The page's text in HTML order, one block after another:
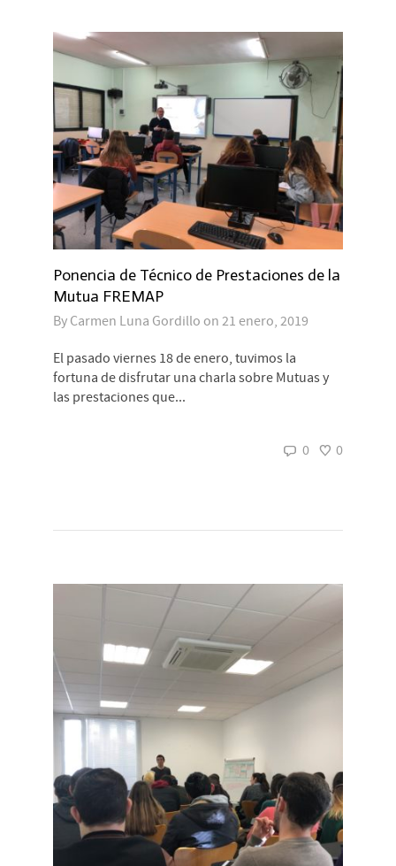
Ponencia de Técnico de Prestaciones de la
Mutua FREMAP
By Carmen Luna Gordillo on 21 enero, 2019
El pasado viernes 18 de enero, tuvimos la
fortuna de disfrutar una charla sobre Mutuas y
las prestaciones que...
0 0